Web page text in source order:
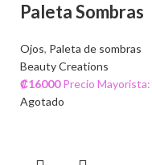
Paleta Sombras
Ojos, Paleta de sombras
Beauty Creations
₡16000 Precio Mayorista:
Agotado